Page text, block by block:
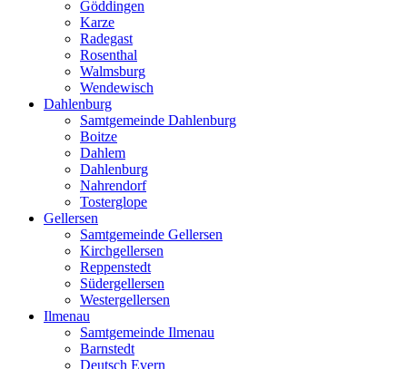
Göddingen
Karze
Radegast
Rosenthal
Walmsburg
Wendewisch
Dahlenburg
Samtgemeinde Dahlenburg
Boitze
Dahlem
Dahlenburg
Nahrendorf
Tosterglope
Gellersen
Samtgemeinde Gellersen
Kirchgellersen
Reppenstedt
Südergellersen
Westergellersen
Ilmenau
Samtgemeinde Ilmenau
Barnstedt
Deutsch Evern